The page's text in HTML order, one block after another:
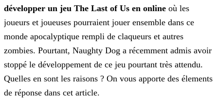
développer un jeu The Last of Us en online où les
joueurs et joueuses pourraient jouer ensemble dans ce
monde apocalyptique rempli de claqueurs et autres
zombies. Pourtant, Naughty Dog a récemment admis avoir
stoppé le développement de ce jeu pourtant très attendu.
Quelles en sont les raisons ? On vous apporte des élements
de réponse dans cet article.